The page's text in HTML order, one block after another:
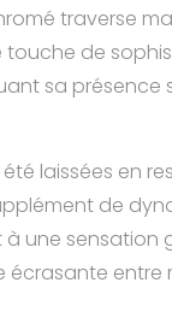
traverse
de
sa présence
laissées en
de
une